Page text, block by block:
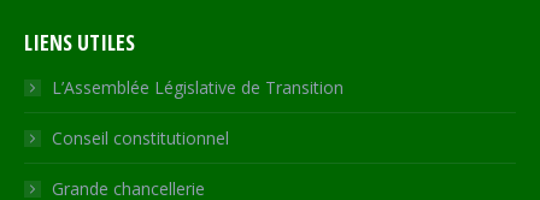
opens
in
new
window
opens
in
new
window
opens
in
new
window
in
new
window
opens
in
new
LIENS UTILES
L’Assemblée Législative de Transition
Conseil constitutionnel
Grande chancellerie